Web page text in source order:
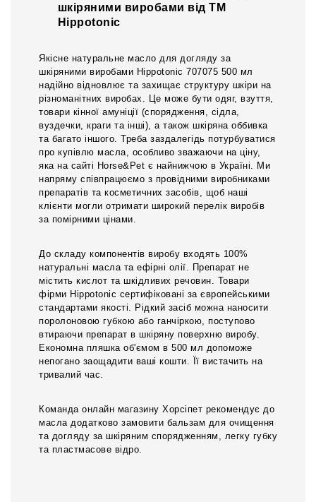
шкіряними виробами від ТМ
Hippotonic
Якісне натуральне масло для догляду за
шкіряними виробами Hippotonic 707075 500 мл
надійно відновлює та захищає структуру шкіри на
різноманітних виробах. Це може бути одяг, взуття,
товари кінної амуніції (спорядження, сідла,
вуздечки, краги та інші), а також шкіряна оббивка
та багато іншого. Треба заздалегідь потурбуватися
про купівлю масла, особливо зважаючи на ціну,
яка на сайті Horse&Pet є найнижчою в Україні. Ми
напряму співпрацюємо з провідними виробниками
препаратів та косметичних засобів, щоб наші
клієнти могли отримати широкий перелік виробів
за помірними цінами.
До складу компонентів виробу входять 100%
натуральні масла та ефірні олії. Препарат не
містить кислот та шкідливих речовин. Товари
фірми Hippotonic сертифіковані за європейськими
стандартами якості. Рідкий засіб можна наносити
поролоновою губкою або ганчіркою, поступово
втираючи препарат в шкіряну поверхню виробу.
Економна пляшка об'ємом в 500 мл допоможе
непогано заощадити ваші кошти. Її вистачить на
тривалий час.
Команда онлайн магазину Хорсіпет рекомендує до
масла додатково замовити бальзам для очищення
та догляду за шкіряним спорядженням, легку губку
та пластмасове відро.